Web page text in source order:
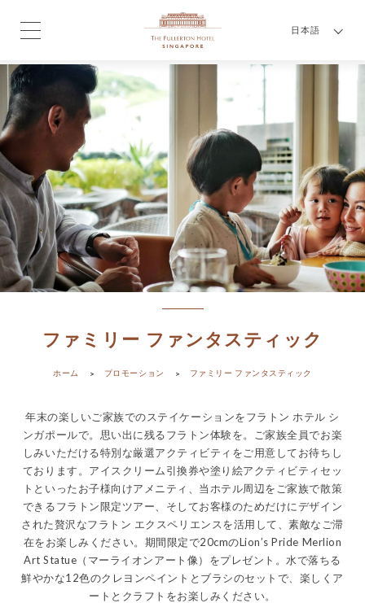
日本語
ファミリー ファンタスティック
ホーム プロモーション ファミリー ファンタスティック
年末の楽しいご家族でのステイケーションをフラトン ホテル シ
ンガポールで。思い出に残るフラトン体験を。ご家族全員でお楽
しみいただける特別な厳選アクティビティをご用意してお待ちし
ております。アイスクリーム引換券や塗り絵アクティビティセッ
トといったお子様向けアメニティ、当ホテル周辺をご家族で散策
できるフラトン限定ツアー、そしてお客様のためだけにデザイン
された贅沢なフラトン エクスペリエンスを活用して、素敵なご滞
在をお楽しみください。期間限定で20cmのLion’s Pride Merlion
Art Statue（マーライオンアート像）をプレゼント。水で落ちる
鮮やかな12色のクレヨンペイントとブラシのセットで、楽しくア
ートとクラフトをお楽しみください。